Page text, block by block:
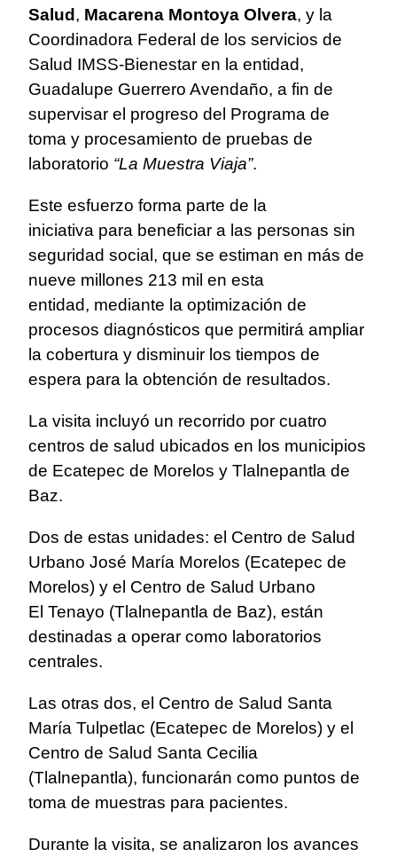
Salud, Macarena Montoya Olvera, y la
Coordinadora Federal de los servicios de
Salud IMSS-Bienestar en la entidad,
Guadalupe Guerrero Avendaño, a fin de
supervisar el progreso del Programa de
toma y procesamiento de pruebas de
laboratorio “La Muestra Viaja”.
Este esfuerzo forma parte de la
iniciativa para beneficiar a las personas sin
seguridad social, que se estiman en más de
nueve millones 213 mil en esta
entidad, mediante la optimización de
procesos diagnósticos que permitirá ampliar
la cobertura y disminuir los tiempos de
espera para la obtención de resultados.
La visita incluyó un recorrido por cuatro
centros de salud ubicados en los municipios
de Ecatepec de Morelos y Tlalnepantla de
Baz.
Dos de estas unidades: el Centro de Salud
Urbano José María Morelos (Ecatepec de
Morelos) y el Centro de Salud Urbano
El Tenayo (Tlalnepantla de Baz), están
destinadas a operar como laboratorios
centrales.
Las otras dos, el Centro de Salud Santa
María Tulpetlac (Ecatepec de Morelos) y el
Centro de Salud Santa Cecilia
(Tlalnepantla), funcionarán como puntos de
toma de muestras para pacientes.
Durante la visita, se analizaron los avances